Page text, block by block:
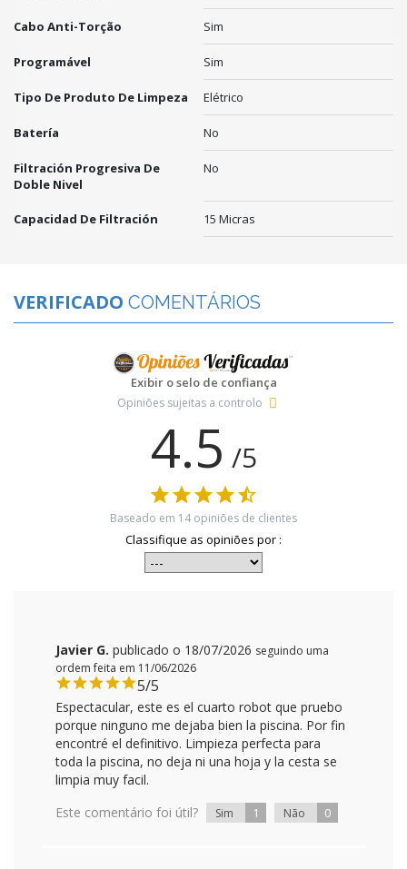
Cabo Anti-Torção Sim
Programável Sim
Tipo De Produto De Limpeza Elétrico
Batería No
Filtración Progresiva De
Doble Nivel
No
Capacidad De Filtración 15 Micras
VERIFICADO COMENTÁRIOS
Exibir o selo de confiança
Opiniões sujeitas a controlo
4.5 /5
Baseado em 14 opiniões de clientes
Classifique as opiniões por :
Javier G.publicado o 18/07/2026 seguindo uma
ordem feita em 11/06/2026
5/5
Espectacular, este es el cuarto robot que pruebo
porque ninguno me dejaba bien la piscina. Por fin
encontré el definitivo. Limpieza perfecta para
toda la piscina, no deja ni una hoja y la cesta se
limpia muy facil.
Este comentário foi útil?
Sim 1 Não 0